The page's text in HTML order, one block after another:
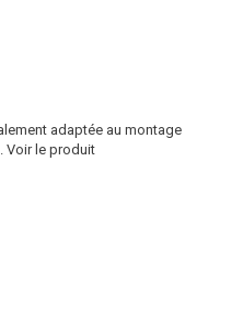
adaptée au montage
Voir le produit